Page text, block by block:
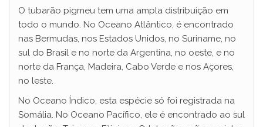
O tubarão pigmeu tem uma ampla distribuição em
todo o mundo. No Oceano Atlântico, é encontrado
nas Bermudas, nos Estados Unidos, no Suriname, no
sul do Brasil e no norte da Argentina, no oeste, e no
norte da França, Madeira, Cabo Verde e nos Açores,
no leste.
No Oceano Índico, esta espécie só foi registrada na
Somália. No Oceano Pacífico, ele é encontrado ao sul